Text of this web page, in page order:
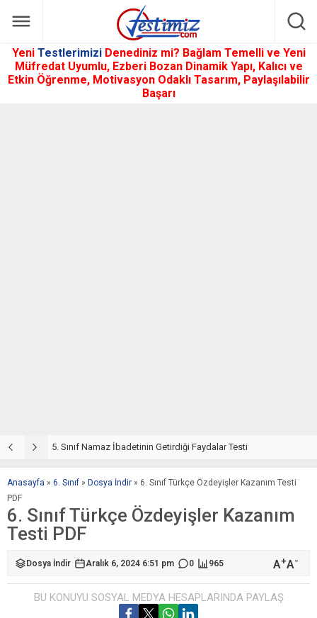
Yeni Testlerimizi Denediniz mi? Bağlam Temelli ve Yeni
Müfredat Uyumlu, Ezberi Bozan Dinamik Yapı, Kalıcı ve
Etkin Öğrenme, Motivasyon Odaklı Tasarım, Paylaşılabilir
Başarı
5. Sınıf Namaz İbadetinin Getirdiği Faydalar Testi
Anasayfa » 6. Sınıf » Dosya İndir » 6. Sınıf Türkçe Özdeyişler Kazanım Testi
PDF
6. Sınıf Türkçe Özdeyişler Kazanım
Testi PDF
Dosya İndir Aralık 6, 2024 6:51 pm 0 965 A+A-
BU KONUYU SOSYAL MEDYA HESAPLARINDA PAYLAŞ